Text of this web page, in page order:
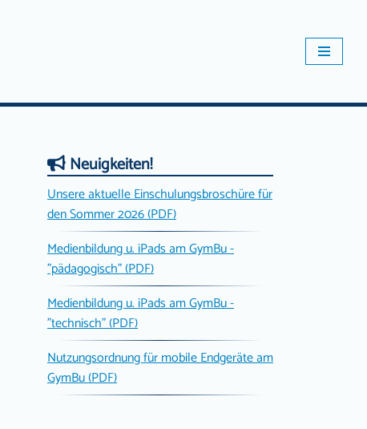
Neuigkeiten!
Unsere aktuelle Einschulungsbroschüre für
den Sommer 2026 (PDF)
Medienbildung u. iPads am GymBu -
"pädagogisch" (PDF)
Medienbildung u. iPads am GymBu -
"technisch" (PDF)
Nutzungsordnung für mobile Endgeräte am
GymBu (PDF)